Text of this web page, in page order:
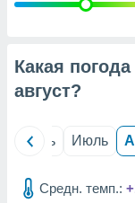
данных
Какая
август?
Июнь Июль
Средн. темп.: